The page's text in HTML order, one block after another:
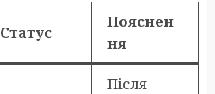
Статус
Пояснен
ня
Після